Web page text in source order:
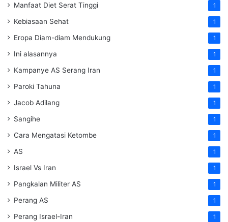
Manfaat Diet Serat Tinggi 1
Kebiasaan Sehat 1
Eropa Diam-diam Mendukung 1
Ini alasannya 1
Kampanye AS Serang Iran 1
Paroki Tahuna 1
Jacob Adilang 1
Sangihe 1
Cara Mengatasi Ketombe 1
AS 1
Israel Vs Iran 1
Pangkalan Militer AS 1
Perang AS 1
Perang Israel-Iran 1